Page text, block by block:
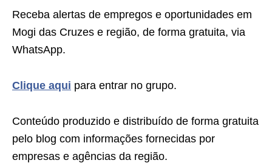
Receba alertas de empregos e oportunidades em
Mogi das Cruzes e região, de forma gratuita, via
WhatsApp.
Clique aqui para entrar no grupo.
Conteúdo produzido e distribuído de forma gratuita
pelo blog com informações fornecidas por
empresas e agências da região.